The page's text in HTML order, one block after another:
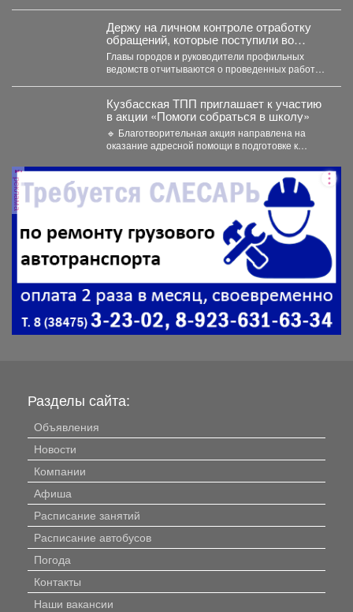
Держу на личном контроле отработку
обращений, которые поступили во
время прямого эфира 28 июля.
Главы городов и руководители профильных
ведомств отчитываются о проведенных работах,
Кузбасская ТПП приглашает к участию
в акции «Помоги собраться в школу»
🔹 Благотворительная акция направлена на
оказание адресной помощи в подготовке к
реклама
Разделы сайта:
Объявления
Новости
Компании
Афиша
Расписание занятий
Расписание автобусов
Погода
Контакты
Наши вакансии